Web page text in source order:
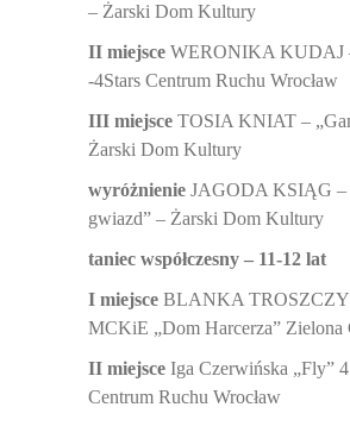
– Żarski Dom Kultury
II miejsce WERONIKA KUDAJ
-4Stars Centrum Ruchu Wrocław
III miejsce TOSIA KNIAT –
Żarski Dom Kultury
wyróżnienie JAGODA KSIĄG –
gwiazd” – Żarski Dom Kultury
taniec współczesny – 11-12 lat
I miejsce BLANKA
MCKiE „Dom Harcerza” Zielona
II miejsce Iga Czerwińska „Fly”
Centrum Ruchu Wrocław